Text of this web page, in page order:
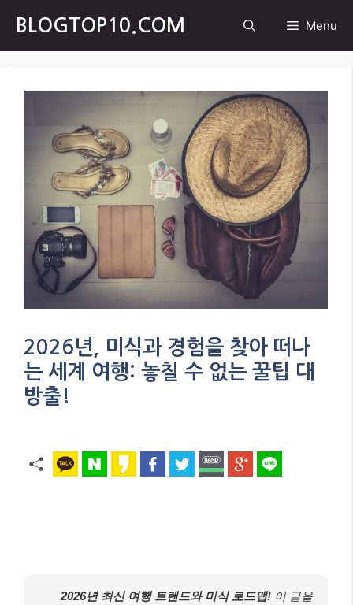
content
BLOGTOP10.COM Menu
2026년, 미식과 경험을 찾아 떠나
는 세계 여행: 놓칠 수 없는 꿀팁 대
방출!
2026년 최신 여행 트렌드와 미식 로드맵! 이 글을